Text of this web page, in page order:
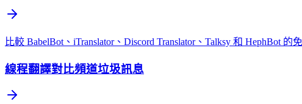
比較 BabelBot、iTranslator、Discord Translator、Talksy 和 HephBot 的
線程翻譯對比頻道垃圾訊息